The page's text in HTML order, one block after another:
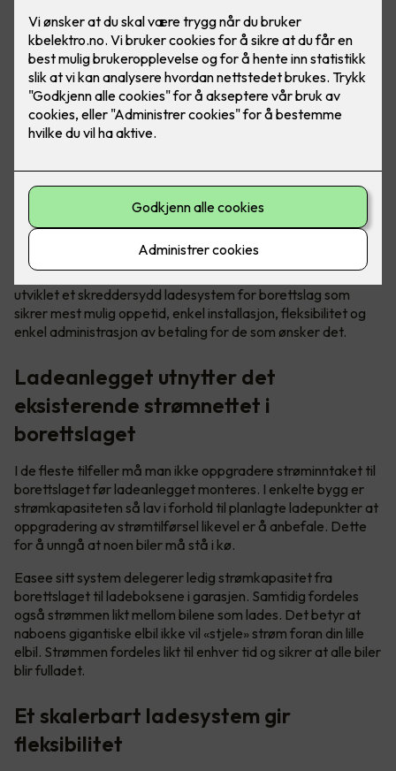
Bilde: Easee. Flere laderoboter kan kobles sammen
Det er mye å sette seg inn i og mange valg som skal tas
både av styret og generalforsamling.Norske Easeehar
utviklet et skreddersydd ladesystem for borettslag som
sikrer mest mulig oppetid, enkel installasjon, fleksibilitet og
enkel administrasjon av betaling for de som ønsker det.
Ladeanlegget utnytter det
eksisterende strømnettet i
borettslaget
I de fleste tilfeller må man ikke oppgradere strøminntaket til
borettslaget før ladeanlegget monteres. I enkelte bygg er
strømkapasiteten så lav i forhold til planlagte ladepunkter at
oppgradering av strømtilførsel likevel er å anbefale. Dette
for å unngå at noen biler må stå i kø.
Easee sitt system delegerer ledig strømkapasitet fra
borettslaget til ladeboksene i garasjen. Samtidig fordeles
også strømmen likt mellom bilene som lades. Det betyr at
naboens gigantiske elbil ikke vil «stjele» strøm foran din lille
elbil. Strømmen fordeles likt til enhver tid og sikrer at alle biler
blir fulladet.
Et skalerbart ladesystem gir
fleksibilitet